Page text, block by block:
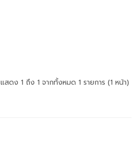
แสดง 1 ถึง 1 จากทั้งหมด 1 รายการ (1 หน้า)